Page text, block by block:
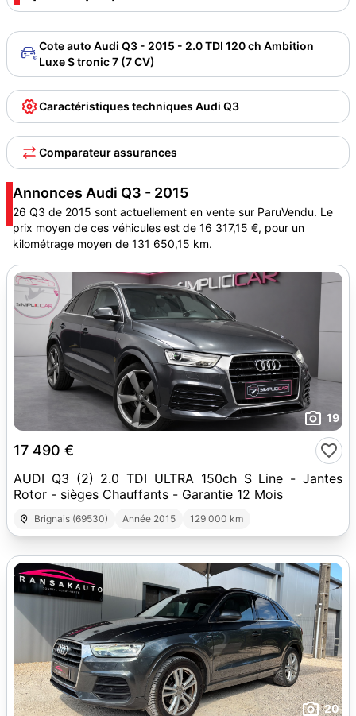
Cote auto Audi Q3 - 2015 - 2.0 TDI 120 ch Ambition
Luxe S tronic 7 (7 CV)
Caractéristiques techniques Audi Q3
Comparateur assurances
Annonces Audi Q3 - 2015
26 Q3 de 2015 sont actuellement en vente sur ParuVendu. Le
prix moyen de ces véhicules est de 16 317,15 €, pour un
kilométrage moyen de 131 650,15 km.
19
17 490 €
AUDI Q3 (2) 2.0 TDI ULTRA 150ch S Line - Jantes
Rotor - sièges Chauffants - Garantie 12 Mois
Brignais (69530) Année 2015 129 000 km
20